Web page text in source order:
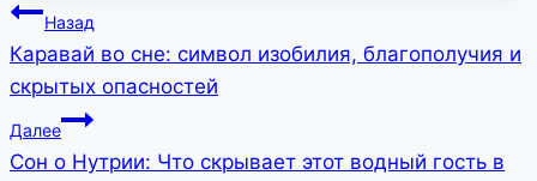
Навигация
по
записям
Назад
Каравай во сне: символ изобилия, благополучия и
скрытых опасностей
Далее
Сон о Нутрии: Что скрывает этот водный гость в